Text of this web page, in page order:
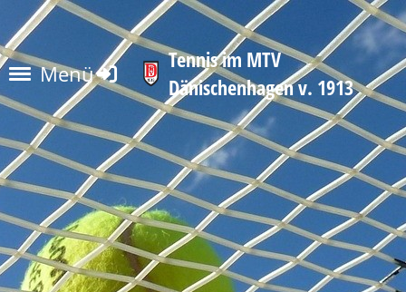
Menü
Tennis im MTV
Dänischenhagen v. 1913